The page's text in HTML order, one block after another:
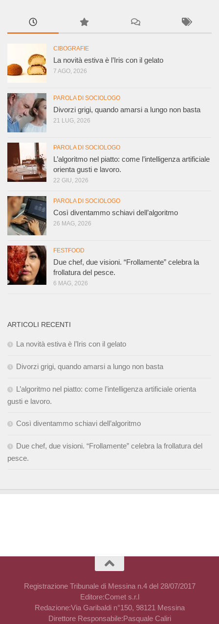
CIBOGRAFIE
La novità estiva è l’Iris con il gelato
7 AGO, 2026
PAROLA DI SOCIOLOGO
Divorzi grigi, quando amarsi a lungo non basta
21 LUG, 2026
PAROLA DI SOCIOLOGO
L’algoritmo nel piatto: come l’intelligenza artificiale
orienta gusti e lavoro.
22 GIU, 2026
PAROLA DI SOCIOLOGO
Così diventammo schiavi dell’algoritmo
26 MAG, 2026
FESTFOOD
Due chef, due visioni. “Frollamente” celebra la
frollatura del pesce.
6 MAG, 2026
ARTICOLI RECENTI
La novità estiva è l’Iris con il gelato
Divorzi grigi, quando amarsi a lungo non basta
L’algoritmo nel piatto: come l’intelligenza artificiale orienta
gusti e lavoro.
Così diventammo schiavi dell’algoritmo
Due chef, due visioni. “Frollamente” celebra la frollatura del
pesce.
Registrazione Tribunale di Messina n.4 del 28/07/2017
Editore:Comet s.r.l
Redazione:Via Garibaldi n°150, 98121 Messina
Direttore Responsabile:Pasquale Caliri